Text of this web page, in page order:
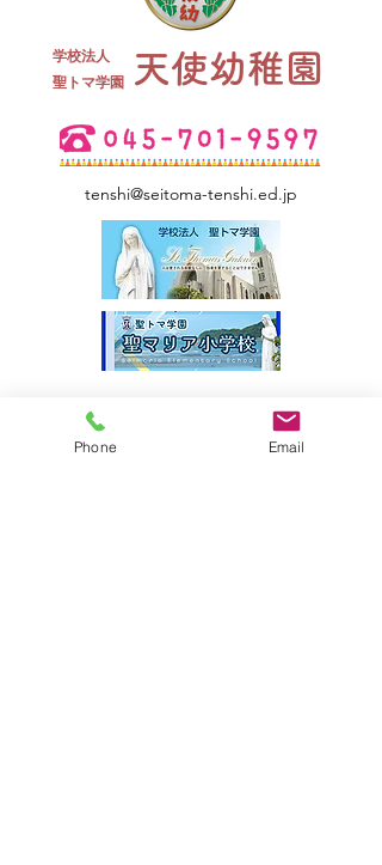
夏祭り 全学年
学校法人
​聖トマ学園
天使幼稚園
tenshi@seitoma-tenshi.ed.jp
Phone Email